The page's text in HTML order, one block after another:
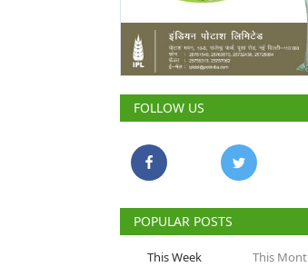
FOLLOW US
POPULAR POSTS
This Week This